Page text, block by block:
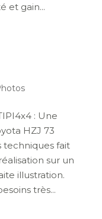
et gain...
: Une
HZJ 73
techniques fait
sur un
illustration.
très...